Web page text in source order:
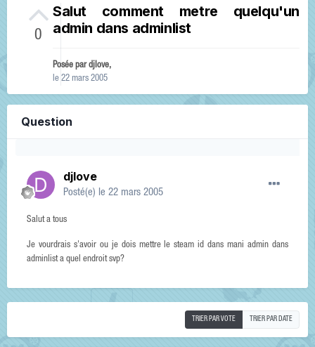
0
Salut comment metre quelqu'un
admin dans adminlist
Posée pardjlove,
le 22 mars 2005
Question
djlove
Posté(e) le 22 mars 2005
Salut a tous
Je vourdrais s'avoir ou je dois mettre le steam id dans mani admin dans
adminlist a quel endroit svp?
TRIER PAR VOTE TRIER PAR DATE